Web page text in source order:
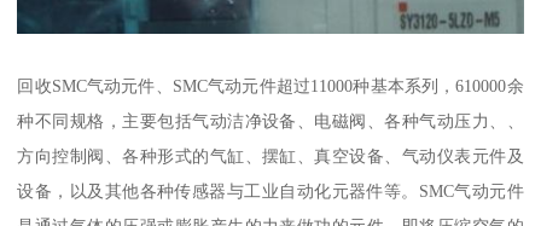
回收SMC气动元件、SMC气动元件超过11000种基本系列，610000余
种不同规格，主要包括气动洁净设备、电磁阀、各种气动压力、、
方向控制阀、各种形式的气缸、摆缸、真空设备、气动仪表元件及
设备，以及其他各种传感器与工业自动化元器件等。SMC气动元件